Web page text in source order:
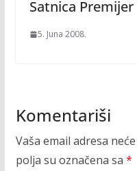
Satnica
5. Juna 2008.
Komentariši
Vaša email adresa
polja su označena sa *